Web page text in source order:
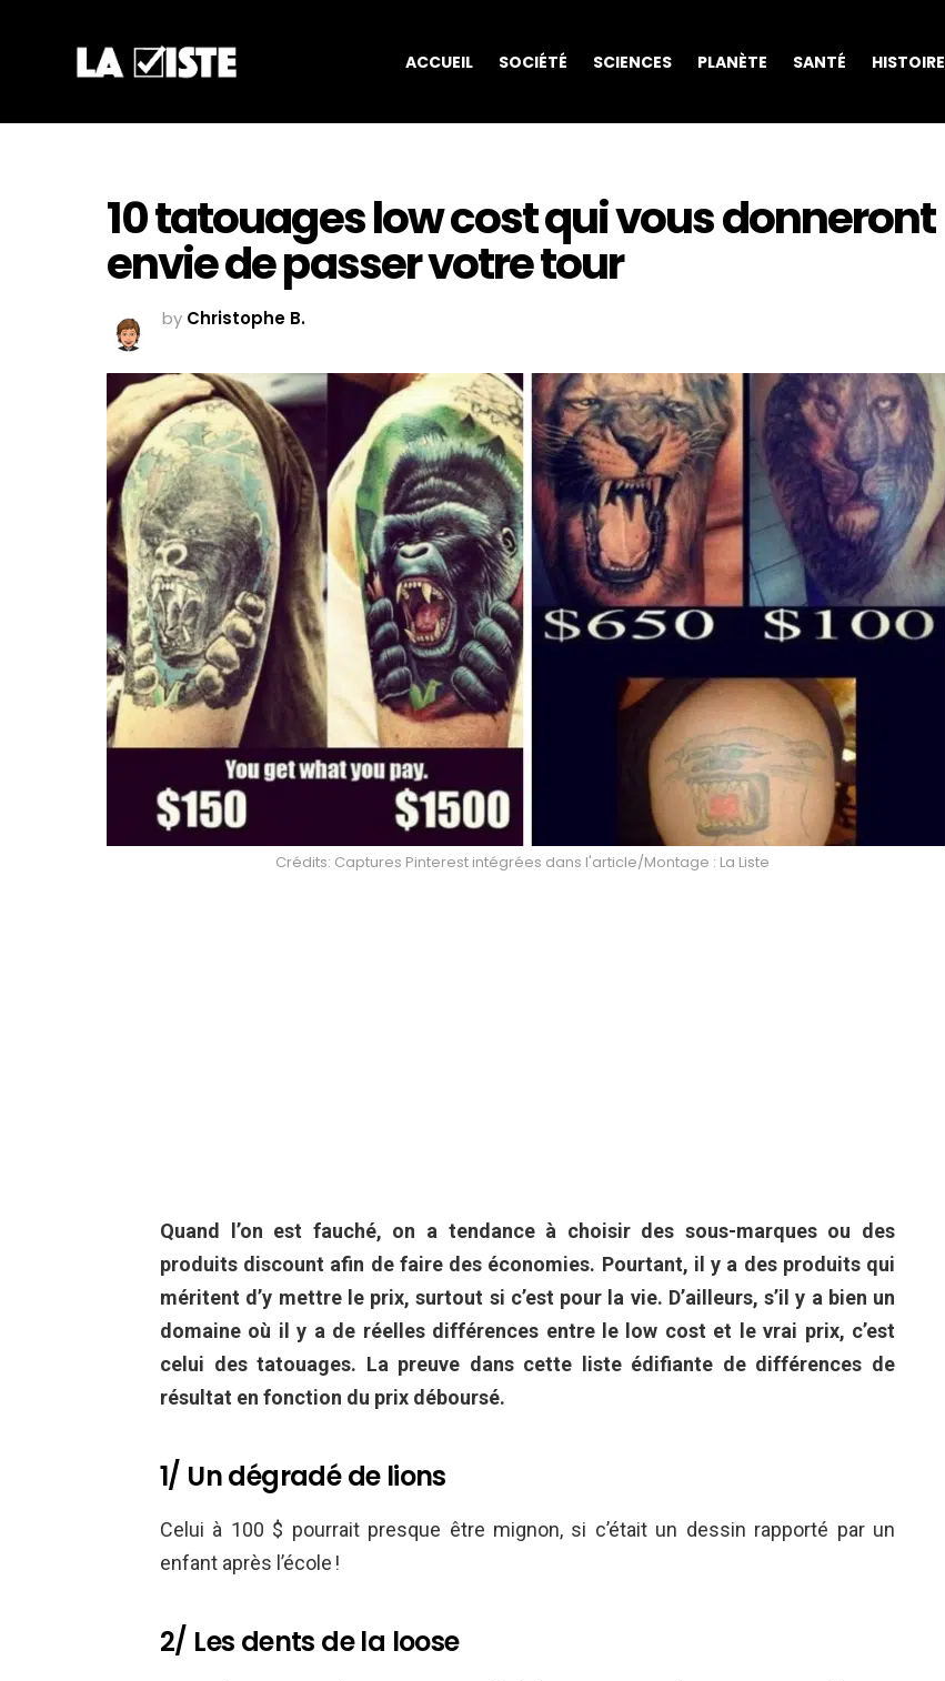
ACCUEIL SOCIÉTÉ SCIENCES PLANÈTE SANTÉ HISTOIRE
10 tatouages low cost qui vous donneront
envie de passer votre tour
by Christophe B.
Crédits: Captures Pinterest intégrées dans l'article/Montage : La Liste
Quand l’on est fauché, on a tendance à choisir des sous-marques ou des
produits discount afin de faire des économies. Pourtant, il y a des produits qui
méritent d’y mettre le prix, surtout si c’est pour la vie. D’ailleurs, s’il y a bien un
domaine où il y a de réelles différences entre le low cost et le vrai prix, c’est
celui des tatouages. La preuve dans cette liste édifiante de différences de
résultat en fonction du prix déboursé.
1/ Un dégradé de lions
Celui à 100 $ pourrait presque être mignon, si c’était un dessin rapporté par un
enfant après l’école !
2/ Les dents de la loose